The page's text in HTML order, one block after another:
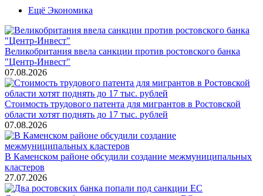
Ещё Экономика
Великобритания ввела санкции против ростовского банка
"Центр-Инвест"
07.08.2026
Стоимость трудового патента для мигрантов в Ростовской
области хотят поднять до 17 тыс. рублей
07.08.2026
В Каменском районе обсудили создание межмуниципальных
кластеров
27.07.2026